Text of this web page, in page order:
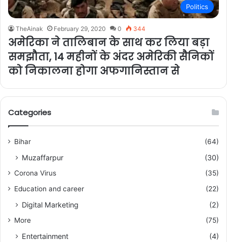
Politics
TheAinak February 29, 2020 0 344
अमेरिका ने तालिबान के साथ कर लिया बड़ा
समझौता, 14 महीनों के अंदर अमेरिकी सैनिकों
को निकालना होगा अफगानिस्तान से
Categories
Bihar (64)
Muzaffarpur (30)
Corona Virus
(35)
Education and career
(22)
Digital Marketing (2)
More (75)
Entertainment
(4)